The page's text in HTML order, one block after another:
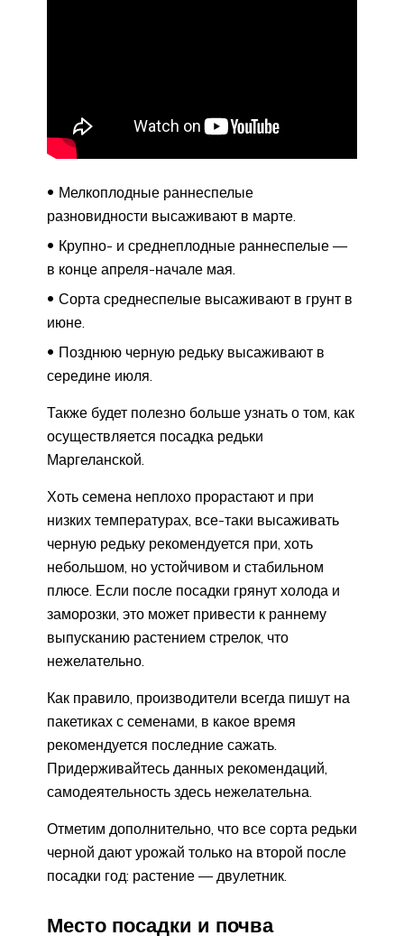
Мелкоплодные раннеспелые
разновидности высаживают в марте.
Крупно- и среднеплодные раннеспелые —
в конце апреля-начале мая.
Сорта среднеспелые высаживают в грунт в
июне.
Позднюю черную редьку высаживают в
середине июля.
Также будет полезно больше узнать о том, как
осуществляется посадка редьки
Маргеланской.
Хоть семена неплохо прорастают и при
низких температурах, все-таки высаживать
черную редьку рекомендуется при, хоть
небольшом, но устойчивом и стабильном
плюсе. Если после посадки грянут холода и
заморозки, это может привести к раннему
выпусканию растением стрелок, что
нежелательно.
Как правило, производители всегда пишут на
пакетиках с семенами, в какое время
рекомендуется последние сажать.
Придерживайтесь данных рекомендаций,
самодеятельность здесь нежелательна.
Отметим дополнительно, что все сорта редьки
черной дают урожай только на второй после
посадки год: растение — двулетник.
Место посадки и почва